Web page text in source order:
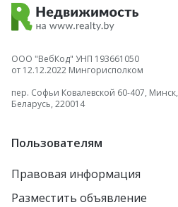
ООО "ВебКод" УНП 193661050
от 12.12.2022 Мингорисполком
пер. Софьи Ковалевской 60-407, Минск,
Беларусь, 220014
Пользователям
Правовая информация
Разместить объявление